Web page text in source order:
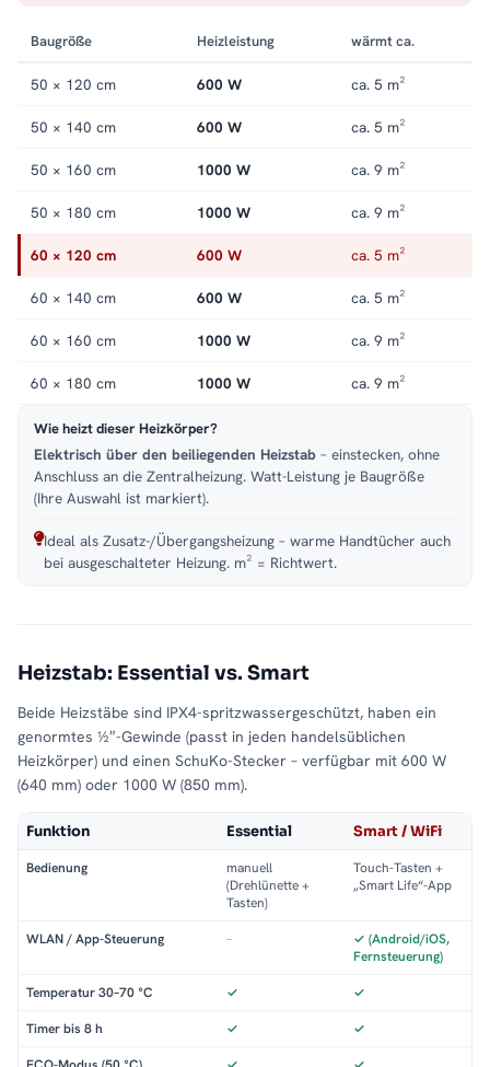
Baugröße Heizleistung wärmt ca.
50 × 120 cm 600 W ca. 5 m²
50 × 140 cm 600 W ca. 5 m²
50 × 160 cm 1000 W ca. 9 m²
50 × 180 cm 1000 W ca. 9 m²
60 × 120 cm 600 W ca. 5 m²
60 × 140 cm 600 W ca. 5 m²
60 × 160 cm 1000 W ca. 9 m²
60 × 180 cm 1000 W ca. 9 m²
Wie heizt dieser Heizkörper?
Elektrisch über den beiliegenden Heizstab – einstecken, ohne
Anschluss an die Zentralheizung. Watt-Leistung je Baugröße
(Ihre Auswahl ist markiert).
Ideal als Zusatz-/Übergangsheizung – warme Handtücher auch
bei ausgeschalteter Heizung. m² = Richtwert.
Heizstab: Essential vs. Smart
Beide Heizstäbe sind IPX4-spritzwassergeschützt, haben ein
genormtes ½″-Gewinde (passt in jeden handelsüblichen
Heizkörper) und einen SchuKo-Stecker – verfügbar mit 600 W
(640 mm) oder 1000 W (850 mm).
Funktion Essential Smart / WiFi
Bedienung
manuell
(Drehlünette +
Tasten)
Touch-Tasten +
„Smart Life“-App
WLAN / App-Steuerung –
✓ (Android/iOS,
Fernsteuerung)
Temperatur 30–70 °C ✓ ✓
Timer bis 8 h ✓ ✓